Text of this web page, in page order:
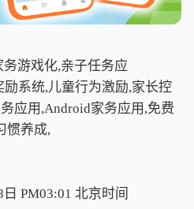
游戏化,亲子任务应
系统,儿童行为激励,家长控
应用,Android家务应用,免费
惯养成,
日 PM03:01 北京时间
北京时间